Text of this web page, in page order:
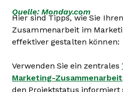
Quelle: Monday.com
Hier sind Tipps, wie Sie
Zusammenarbeit im
effektiver gestalten können:
Verwenden Sie ein zentrales
Marketing-Zusammenarbeit
den Projektstatus informiert